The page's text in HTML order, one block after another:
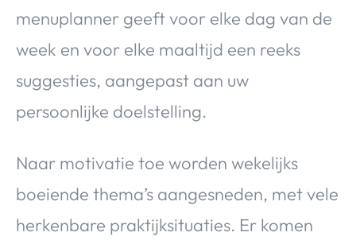
menuplanner geeft voor elke dag van de
week en voor elke maaltijd een reeks
suggesties, aangepast aan uw
persoonlijke doelstelling.
Naar motivatie toe worden wekelijks
boeiende thema’s aangesneden, met vele
herkenbare praktijksituaties. Er komen